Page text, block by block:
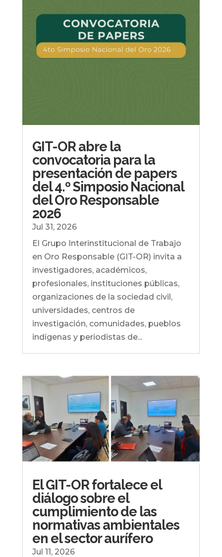
GIT-OR abre la
convocatoria para la
presentación de papers
del 4.º Simposio Nacional
del Oro Responsable
2026
Jul 31, 2026
El Grupo Interinstitucional de Trabajo
en Oro Responsable (GIT-OR) invita a
investigadores, académicos,
profesionales, instituciones públicas,
organizaciones de la sociedad civil,
universidades, centros de
investigación, comunidades, pueblos
indígenas y periodistas de...
El GIT-OR fortalece el
diálogo sobre el
cumplimiento de las
normativas ambientales
en el sector aurífero
Jul 11, 2026